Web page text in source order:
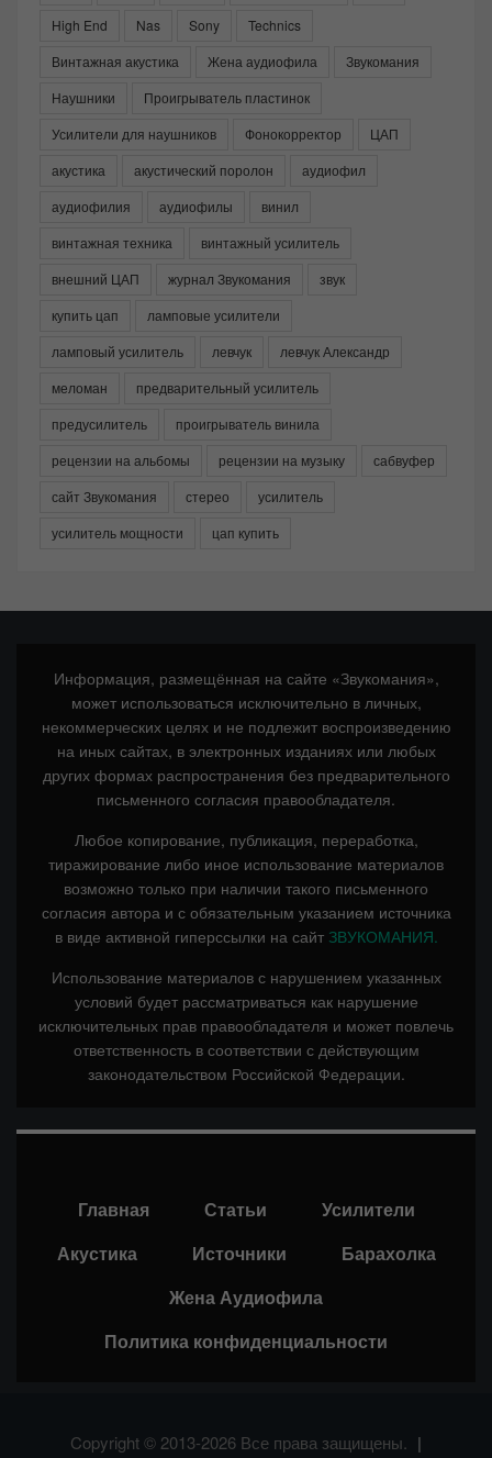
High End
Nas Sony
Technics
Винтажная акустика
Жена аудиофила
Звукомания
Наушники
Проигрыватель пластинок
Усилители для наушников
Фонокорректор
ЦАП
акустика
акустический поролон
аудиофил
аудиофилия
аудиофилы
винил
винтажная техника
винтажный усилитель
внешний ЦАП
журнал Звукомания
звук
купить цап
ламповые усилители
ламповый усилитель
левчук
левчук Александр
меломан
предварительный усилитель
предусилитель
проигрыватель винила
рецензии на альбомы
рецензии на музыку
сабвуфер
сайт Звукомания
стерео
усилитель
усилитель мощности
цап купить
Информация, размещённая на сайте «Звукомания»,
может использоваться исключительно в личных,
некоммерческих целях и не подлежит воспроизведению
на иных сайтах, в электронных изданиях или любых
других формах распространения без предварительного
письменного согласия правообладателя.
Любое копирование, публикация, переработка,
тиражирование либо иное использование материалов
возможно только при наличии такого письменного
согласия автора и с обязательным указанием источника
в виде активной гиперссылки на сайт ЗВУКОМАНИЯ.
Использование материалов с нарушением указанных
условий будет рассматриваться как нарушение
исключительных прав правообладателя и может повлечь
ответственность в соответствии с действующим
законодательством Российской Федерации.
Главная Статьи
Усилители
Акустика
Источники
Барахолка
Жена Аудиофила
Политика конфиденциальности
Copyright © 2013-2026 Все права защищены. |